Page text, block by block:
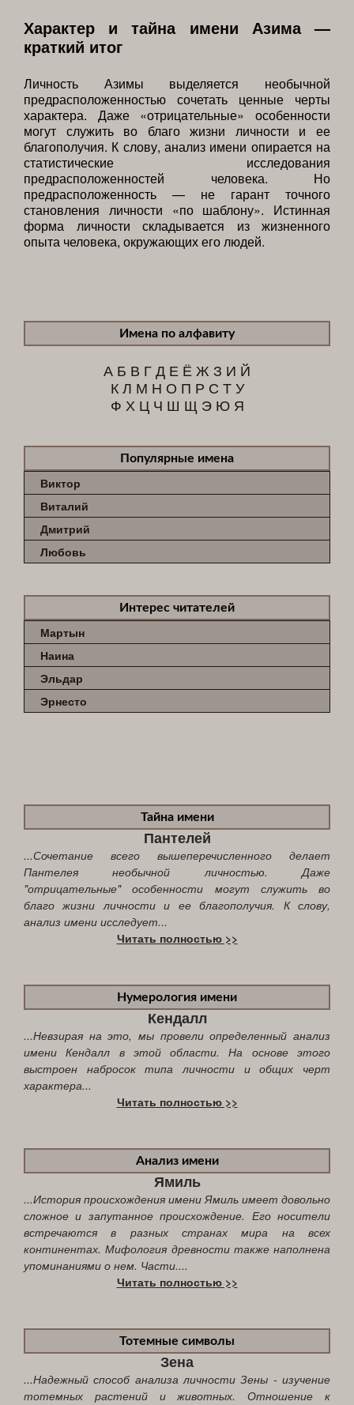
Характер и тайна имени Азима —
краткий итог
Личность Азимы выделяется необычной
предрасположенностью сочетать ценные черты
характера. Даже «отрицательные» особенности
могут служить во благо жизни личности и ее
благополучия. К слову, анализ имени опирается на
статистические исследования
предрасположенностей человека. Но
предрасположенность — не гарант точного
становления личности «по шаблону». Истинная
форма личности складывается из жизненного
опыта человека, окружающих его людей.
Имена по алфавиту
А Б В ГД Е Ё Ж З И Й
К Л М Н О П Р С Т У
Ф Х Ц Ч Ш Щ Э Ю Я
Популярные имена
Виктор
Виталий
Дмитрий
Любовь
Интерес читателей
Мартын
Наина
Эльдар
Эрнесто
Тайна имени
Пантелей
...Сочетание всего вышеперечисленного делает
Пантелея необычной личностью. Даже
"отрицательные" особенности могут служить во
благо жизни личности и ее благополучия. К слову,
анализ имени исследует...
Читать полностью >>
Нумерология имени
Кендалл
...Невзирая на это, мы провели определенный анализ
имени Кендалл в этой области. На основе этого
выстроен набросок типа личности и общих черт
характера...
Читать полностью >>
Анализ имени
Ямиль
...История происхождения имени Ямиль имеет довольно
сложное и запутанное происхождение. Его носители
встречаются в разных странах мира на всех
континентах. Мифология древности также наполнена
упоминаниями о нем. Части....
Читать полностью >>
Тотемные символы
Зена
...Надежный способ анализа личности Зены - изучение
тотемных растений и животных. Отношение к